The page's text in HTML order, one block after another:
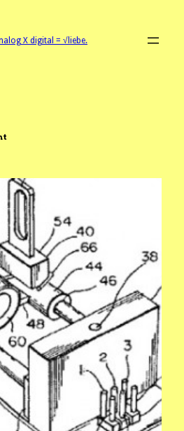
X digital = √liebe.